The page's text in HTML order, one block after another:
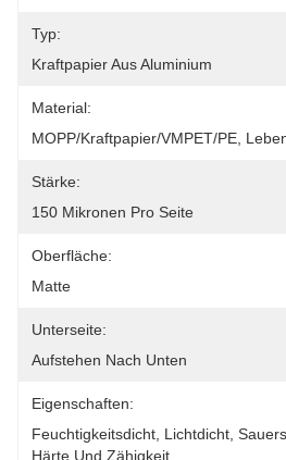
Typ:
Kraftpapier Aus Aluminium
Material:
MOPP/Kraftpapier/VMPET/PE,
Stärke:
150 Mikronen Pro Seite
Oberfläche:
Matte
Unterseite:
Aufstehen Nach Unten
Eigenschaften:
Feuchtigkeitsdicht, Lichtdicht,
Härte Und Zähigkeit